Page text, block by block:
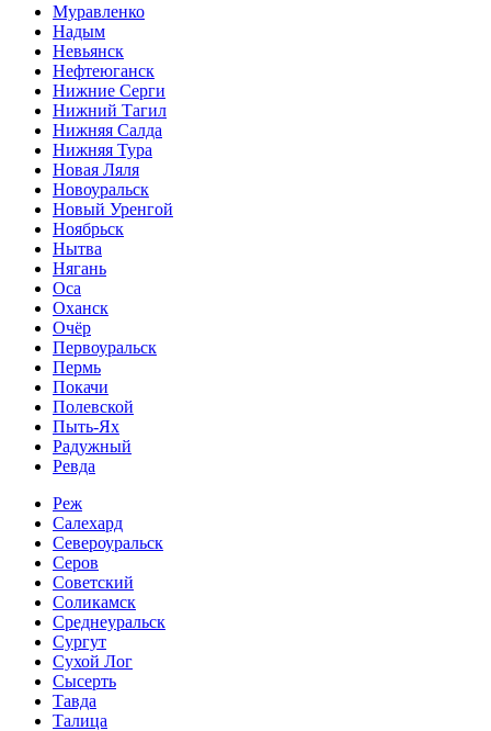
Муравленко
Надым
Невьянск
Нефтеюганск
Нижние Серги
Нижний Тагил
Нижняя Салда
Нижняя Тура
Новая Ляля
Новоуральск
Новый Уренгой
Ноябрьск
Нытва
Нягань
Оса
Оханск
Очёр
Первоуральск
Пермь
Покачи
Полевской
Пыть-Ях
Радужный
Ревда
Реж
Салехард
Североуральск
Серов
Советский
Соликамск
Среднеуральск
Сургут
Сухой Лог
Сысерть
Тавда
Талица